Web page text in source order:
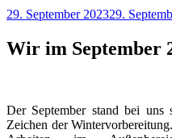
Veröffentlicht
29. September 202329.
Wir im September
Der September stand bei uns
Zeichen der